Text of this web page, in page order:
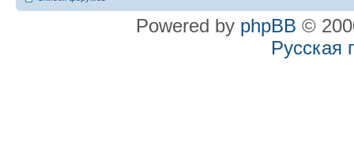
Powered by phpBB ©
Русская